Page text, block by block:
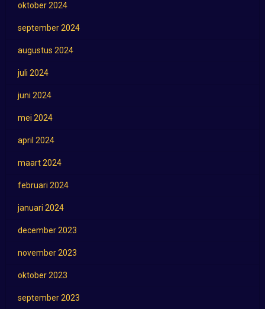
oktober 2024
september 2024
augustus 2024
juli 2024
juni 2024
mei 2024
april 2024
maart 2024
februari 2024
januari 2024
december 2023
november 2023
oktober 2023
september 2023